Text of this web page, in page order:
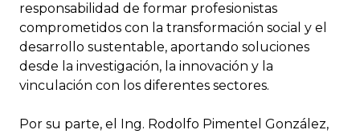
responsabilidad de formar profesionistas
comprometidos con la transformación social y el
desarrollo sustentable, aportando soluciones
desde la investigación, la innovación y la
vinculación con los diferentes sectores.
Por su parte, el Ing. Rodolfo Pimentel González,